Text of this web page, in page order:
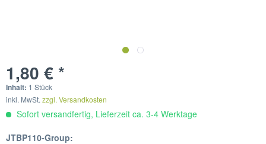
1,80 € *
Inhalt: 1 Stück
inkl. MwSt. zzgl. Versandkosten
Sofort versandfertig, Lieferzeit ca. 3-4 Werktage
JTBP110-Group: